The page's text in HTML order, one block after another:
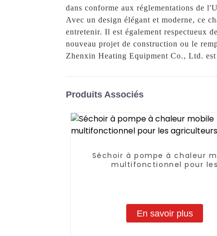
dans conforme aux réglementations de
Avec un design élégant et moderne, ce
entretenir. Il est également respectueux
nouveau projet de construction ou le
Zhenxin Heating Equipment Co., Ltd.
Produits Associés
Séchoir à pompe à chaleur
multifonctionnel pour les
En savoir plus